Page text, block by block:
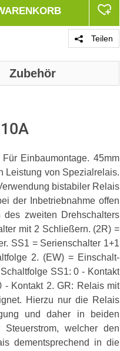
Teilen
Zubehör
Einbaumontage. 45mm
Leistung von Spezialrelais.
bistabiler Relais
der Inbetriebnahme offen
zweiten Drehschalters
mit 2 Schließern. (2R) =
SS1 = Serienschalter 1+1
2. (EW) = Einschalt-
SS1: 0 - Kontakt
- Kontakt 2. GR: Relais mit
Hierzu nur die Relais
und daher in beiden
welcher den
dementsprechend in die